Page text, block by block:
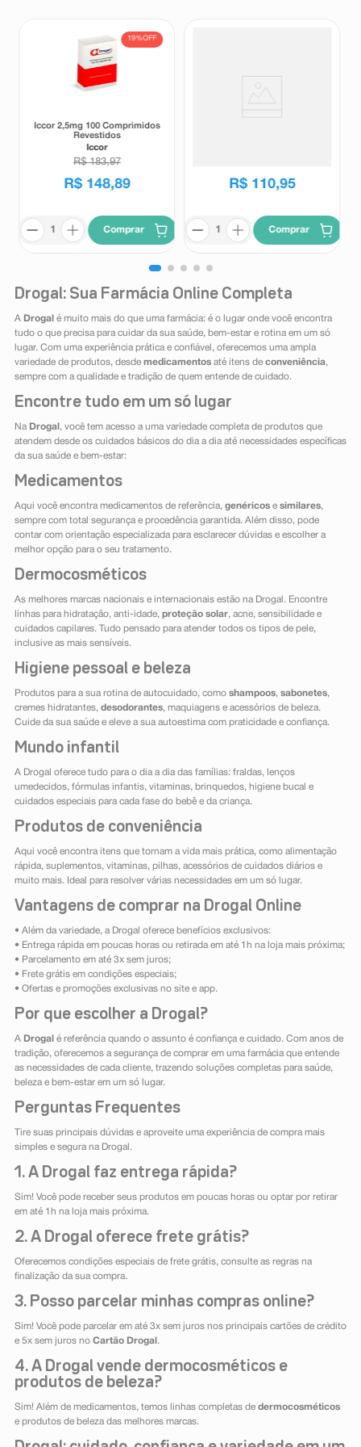
19%OFF
Iccor 2,5mg 100 Comprimidos
Revestidos
Iccor
R$ 183,97
R$ 148,89
Comprar
R$ 110,95
Comprar
Drogal: Sua Farmácia Online Completa
A Drogal é muito mais do que uma farmácia: é o lugar onde você encontra
tudo o que precisa para cuidar da sua saúde, bem-estar e rotina em um só
lugar. Com uma experiência prática e confiável, oferecemos uma ampla
variedade de produtos, desde medicamentosaté itens de conveniência,
sempre com a qualidade e tradição de quem entende de cuidado.
Encontre tudo em um só lugar
Na Drogal , você tem acesso a uma variedade completa de produtos que
atendem desde os cuidados básicos do dia a dia até necessidades específicas
da sua saúde e bem-estar:
Medicamentos
Aqui você encontra medicamentos de referência, genéricose similares,
sempre com total segurança e procedência garantida. Além disso, pode
contar com orientação especializada para esclarecer dúvidas e escolher a
melhor opção para o seu tratamento.
Dermocosméticos
As melhores marcas nacionais e internacionais estão na Drogal. Encontre
linhas para hidratação, anti-idade, proteção solar, acne, sensibilidade e
cuidados capilares. Tudo pensado para atender todos os tipos de pele,
inclusive as mais sensíveis.
Higiene pessoal e beleza
Produtos para a sua rotina de autocuidado, como shampoos, sabonetes,
cremes hidratantes, desodorantes, maquiagens e acessórios de beleza.
Cuide da sua saúde e eleve a sua autoestima com praticidade e confiança.
Mundo infantil
A Drogal oferece tudo para o dia a dia das famílias: fraldas, lenços
umedecidos, fórmulas infantis, vitaminas, brinquedos, higiene bucal e
cuidados especiais para cada fase do bebê e da criança.
Produtos de conveniência
Aqui você encontra itens que tornam a vida mais prática, como alimentação
rápida, suplementos, vitaminas, pilhas, acessórios de cuidados diários e
muito mais. Ideal para resolver várias necessidades em um só lugar.
Vantagens de comprar na Drogal Online
• Além da variedade, a Drogal oferece benefícios exclusivos:
• Entrega rápida em poucas horas ou retirada em até 1h na loja mais próxima;
• Parcelamento em até 3x sem juros;
• Frete grátis em condições especiais;
• Ofertas e promoções exclusivas no site e app.
Por que escolher a Drogal?
A Drogal é referência quando o assunto é confiança e cuidado. Com anos de
tradição, oferecemos a segurança de comprar em uma farmácia que entende
as necessidades de cada cliente, trazendo soluções completas para saúde,
beleza e bem-estar em um só lugar.
Perguntas Frequentes
Tire suas principais dúvidas e aproveite uma experiência de compra mais
simples e segura na Drogal.
1. A Drogal faz entrega rápida?
Sim! Você pode receber seus produtos em poucas horas ou optar por retirar
em até 1h na loja mais próxima.
2. A Drogal oferece frete grátis?
Oferecemos condições especiais de frete grátis, consulte as regras na
finalização da sua compra.
3. Posso parcelar minhas compras online?
Sim! Você pode parcelar em até 3x sem juros nos principais cartões de crédito
e 5x sem juros no Cartão Drogal .
4. A Drogal vende dermocosméticos e
produtos de beleza?
Sim! Além de medicamentos, temos linhas completas de dermocosméticos
e produtos de beleza das melhores marcas.